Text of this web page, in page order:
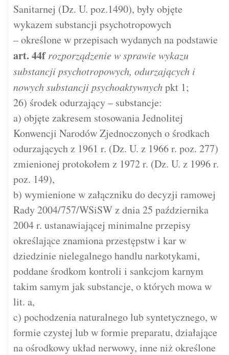
Sanitarnej (Dz. U. poz.1490), były objęte
wykazem substancji psychotropowych
– określone w przepisach wydanych na podstawie
art. 44f rozporządzenie w sprawie wykazu
substancji psychotropowych, odurzających i
nowych substancji psychoaktywnychpkt 1;
26) środek odurzający – substancje:
a) objęte zakresem stosowania Jednolitej
Konwencji Narodów Zjednoczonych o środkach
odurzających z 1961 r. (Dz. U. z 1966 r. poz. 277)
zmienionej protokołem z 1972 r. (Dz. U. z 1996 r.
poz. 149),
b) wymienione w załączniku do decyzji ramowej
Rady 2004/757/WSiSW z dnia 25 października
2004 r. ustanawiającej minimalne przepisy
określające znamiona przestępstw i kar w
dziedzinie nielegalnego handlu narkotykami,
poddane środkom kontroli i sankcjom karnym
takim samym jak substancje, o których mowa w
lit. a,
c) pochodzenia naturalnego lub syntetycznego, w
formie czystej lub w formie preparatu, działające
na ośrodkowy układ nerwowy, inne niż określone